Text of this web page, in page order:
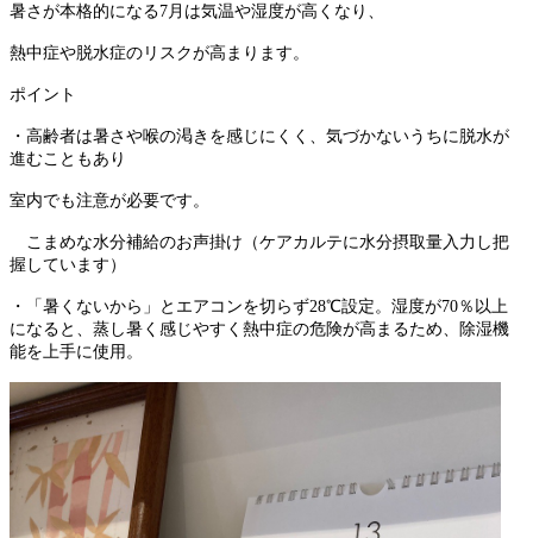
暑さが本格的になる7月は気温や湿度が高くなり、
熱中症や脱水症のリスクが高まります。
ポイント
・高齢者は暑さや喉の渇きを感じにくく、気づかないうちに脱水が
進むこともあり
室内でも注意が必要です。
こまめな水分補給のお声掛け（ケアカルテに水分摂取量入力し把
握しています）
・「暑くないから」とエアコンを切らず28℃設定。湿度が70％以上
になると、蒸し暑く感じやすく熱中症の危険が高まるため、除湿機
能を上手に使用。